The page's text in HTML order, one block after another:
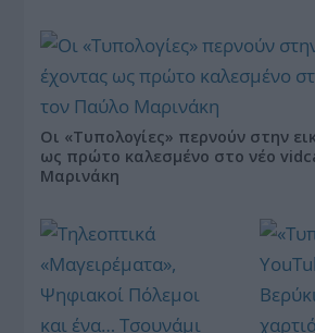
Οι «Τυπολογίες» περνούν στην
ως πρώτο καλεσμένο στο νέο
Μαρινάκη